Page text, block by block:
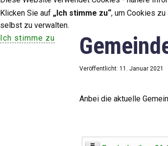
Veröffentlicht: 11. Januar 2021
Anbei die aktuelle
Klicken Sie auf „Ich stimme zu“, um Cookies
selbst zu verwalten.
Ich stimme zu